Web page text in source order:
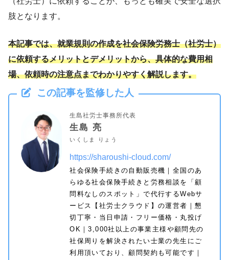
肢となります。
本記事では、就業規則の作成を社会保険労務士（社労士）
に依頼するメリットとデメリットから、具体的な費用相
場、依頼時の注意点までわかりやすく解説します。
この記事を監修した人
生島社労士事務所代表
生島 亮
いくしま りょう
https://sharoushi-cloud.com/
社会保険手続きの自動販売機｜全国のあ
らゆる社会保険手続きと労務相談を「顧
問料なしのスポット」で代行するWebサ
ービス【社労士クラウド】の運営者｜懇
切丁寧・当日申請・フリー価格・丸投げ
OK｜3,000社以上の事業主様や顧問先の
社保周りを解決されたい士業の先生にご
利用頂いており、顧問契約も可能です｜